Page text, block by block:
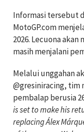
Informasi tersebut
MotoGP.com
2026. Lecuona
masih menjalani
Melalui unggahan
@gresiniracing,
pembalap berusia
is set to make his
replacing Álex